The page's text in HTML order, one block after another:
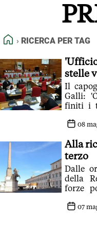
NORMATIVE
TERMINI e
HOME
RICERCA PER TAG
stelle
Il
Galli:
finiti i
08
Alla
terzo
Dalle
della
forze
07